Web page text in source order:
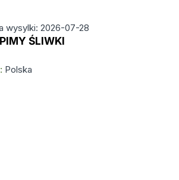
wysylki: 2026-07-28
ŚLIWKI
Polska